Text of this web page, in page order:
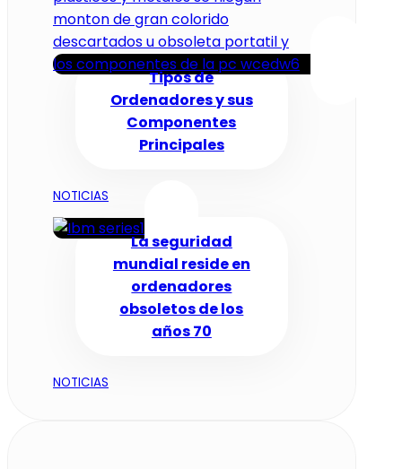
Tipos de
Ordenadores y sus
Componentes
Principales
NOTICIAS
La seguridad
mundial reside en
ordenadores
obsoletos de los
años 70
NOTICIAS